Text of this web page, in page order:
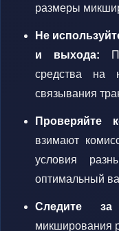
размеры
Не
и выхода:
средства на
связывания
Проверяйте
взимают
условия
оптимальный
Следите за
микширования